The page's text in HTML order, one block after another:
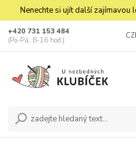
Nenechte si ujít další zajímavou
+420 731 153 484
(Po-Pá, 8-16 hod.)